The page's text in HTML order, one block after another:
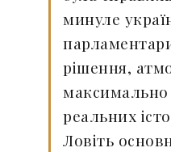
минуле
рішення,
реальних
Ловіть